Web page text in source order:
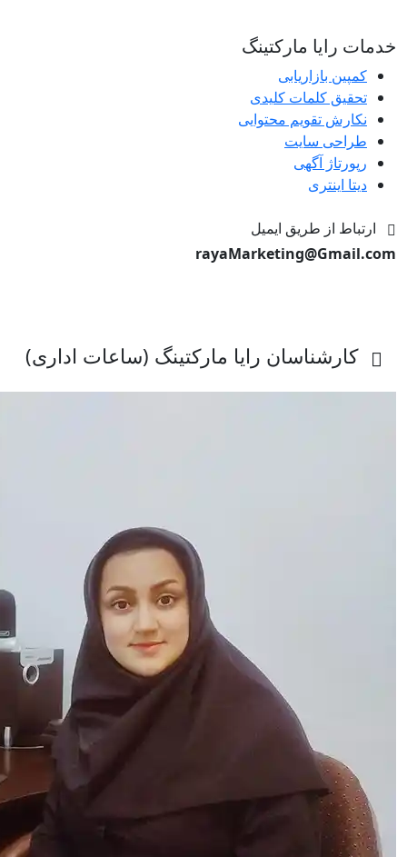
خدمات رایا مارکتینگ
کمپین بازاریابی
تحقیق کلمات کلیدی
نکارش تقویم محتوایی
طراحی سایت
رپورتاژ آگهی
دیتا اینتری
ارتباط از طریق ایمیل
rayaMarketing@Gmail.com
کارشناسان رایا مارکتینگ (ساعات اداری)